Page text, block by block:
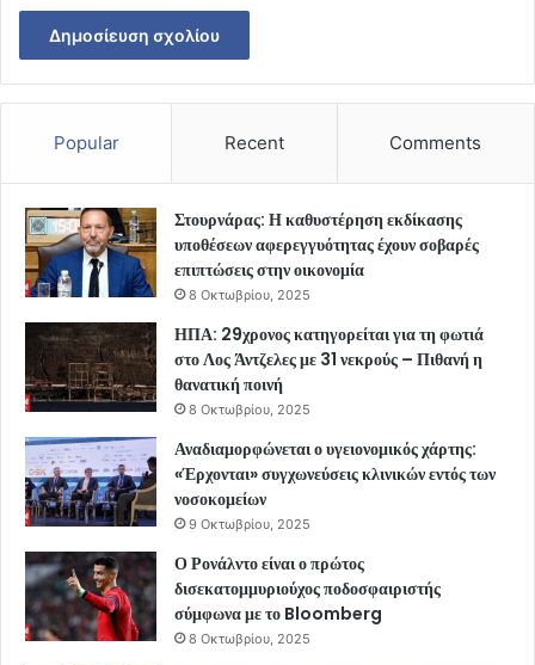
Popular Recent Comments
Στουρνάρας: Η καθυστέρηση εκδίκασης
υποθέσεων αφερεγγυότητας έχουν σοβαρές
επιπτώσεις στην οικονομία
8 Οκτωβρίου, 2025
ΗΠΑ: 29χρονος κατηγορείται για τη φωτιά
στο Λος Άντζελες με 31 νεκρούς – Πιθανή η
θανατική ποινή
8 Οκτωβρίου, 2025
Αναδιαμορφώνεται ο υγειονομικός χάρτης:
«Έρχονται» συγχωνεύσεις κλινικών εντός των
νοσοκομείων
9 Οκτωβρίου, 2025
Ο Ρονάλντο είναι ο πρώτος
δισεκατομμυριούχος ποδοσφαιριστής
σύμφωνα με το Bloomberg
8 Οκτωβρίου, 2025